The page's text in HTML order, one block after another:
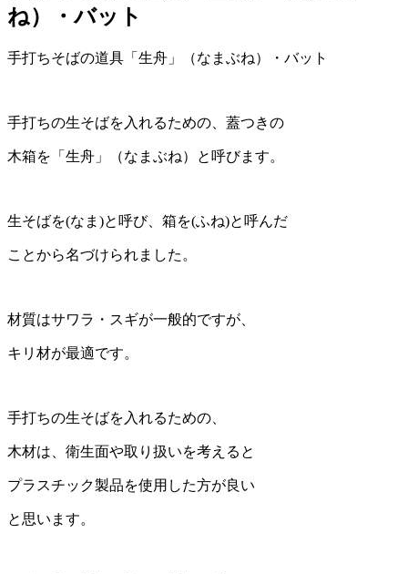
ね）・バット
手打ちそばの道具「生舟」（なまぶね）・バット
手打ちの生そばを入れるための、蓋つきの
木箱を「生舟」（なまぶね）と呼びます。
生そばを(なま)と呼び、箱を(ふね)と呼んだ
ことから名づけられました。
材質はサワラ・スギが一般的ですが、
キリ材が最適です。
手打ちの生そばを入れるための、
木材は、衛生面や取り扱いを考えると
プラスチック製品を使用した方が良い
と思います。